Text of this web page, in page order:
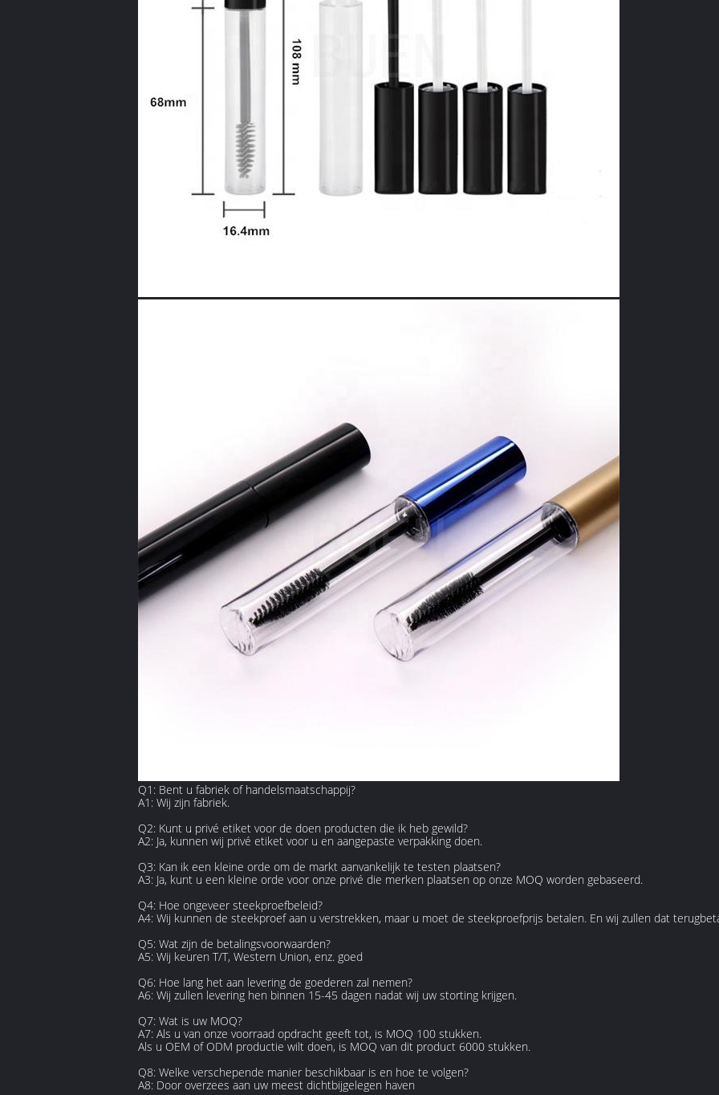
Q1: Bent u fabriek of handelsmaatschappij?
A1: Wij zijn fabriek.
Q2: Kunt u privé etiket voor de doen producten die ik heb gewild?
A2: Ja, kunnen wij privé etiket voor u en aangepaste verpakking doen.
Q3: Kan ik een kleine orde om de markt aanvankelijk te testen plaatsen?
A3: Ja, kunt u een kleine orde voor onze privé die merken plaatsen op onze MOQ worden gebaseerd.
Q4: Hoe ongeveer steekproefbeleid?
A4: Wij kunnen de steekproef aan u verstrekken, maar u moet de steekproefprijs betalen. En wij zullen dat
Q5: Wat zijn de betalingsvoorwaarden?
A5: Wij keuren T/T, Western Union, enz. goed
Q6: Hoe lang het aan levering de goederen zal nemen?
A6: Wij zullen levering hen binnen 15-45 dagen nadat wij uw storting krijgen.
Q7: Wat is uw MOQ?
A7: Als u van onze voorraad opdracht geeft tot, is MOQ 100 stukken.
Als u OEM of ODM productie wilt doen, is MOQ van dit product 6000 stukken.
Q8: Welke verschepende manier beschikbaar is en hoe te volgen?
A8: Door overzees aan uw meest dichtbijgelegen haven